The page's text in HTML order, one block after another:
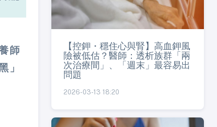
師
」
【控鉀・穩住心與腎】高血鉀風
險被低估？醫師：透析族群「兩
次治療間」、「週末」最容易出
問題
2026-03-13 18:20